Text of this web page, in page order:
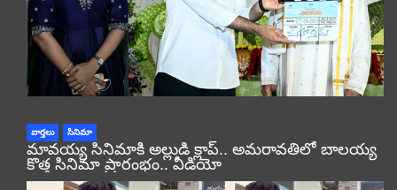
వార్తలు సినిమా
మావయ్య సినిమాకి అల్లుడి క్లాప్.. అమరావతిలో బాలయ్య
కొత్త సినిమా ప్రారంభం.. వీడియో